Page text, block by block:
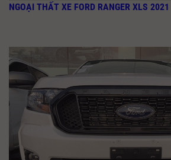
NGOẠI THẤT XE FORD RANGER XLS 2021